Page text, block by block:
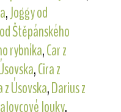
,Joggy od
Štěpánského
rybníka,Car z
,Cira z
z Úsovska,Darius z
louky,